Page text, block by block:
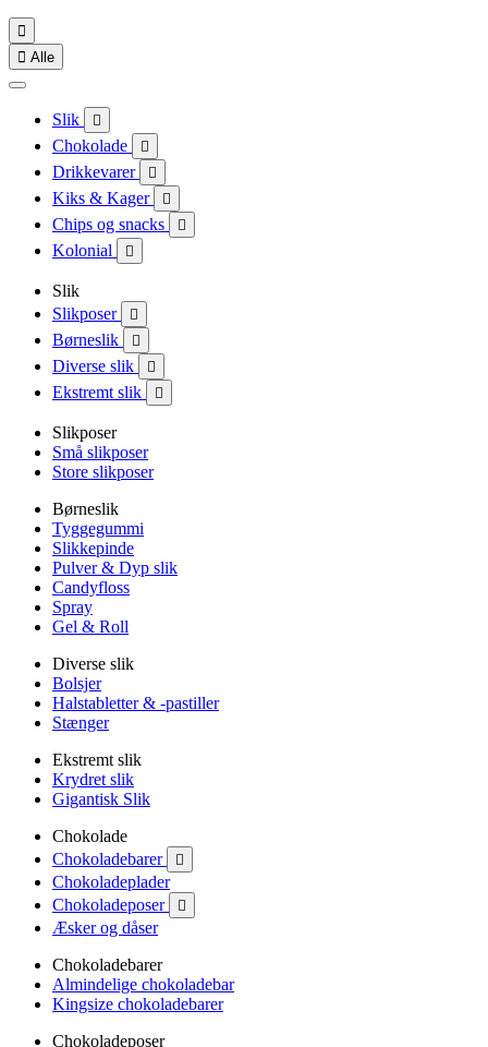

 Alle
Slik 
Chokolade 
Drikkevarer 
Kiks & Kager 
Chips og snacks 
Kolonial 
Slik
Slikposer

Børneslik 
Diverse slik 
Ekstremt slik 
Slikposer
Små slikposer
Store slikposer
Børneslik
Tyggegummi
Slikkepinde
Pulver & Dyp slik
Candyfloss
Spray
Gel & Roll
Diverse slik
Bolsjer
Halstabletter & -pastiller
Stænger
Ekstremt slik
Krydret slik
Gigantisk Slik
Chokolade
Chokoladebarer

Chokoladeplader
Chokoladeposer

Æsker og dåser
Chokoladebarer
Almindelige chokoladebar
Kingsize chokoladebarer
Chokoladeposer